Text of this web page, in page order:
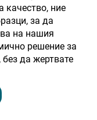
качество, ние
за да
на нашия
решение за
да жертвате